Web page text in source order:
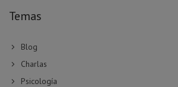
Temas
Blog
Charlas
Psicología